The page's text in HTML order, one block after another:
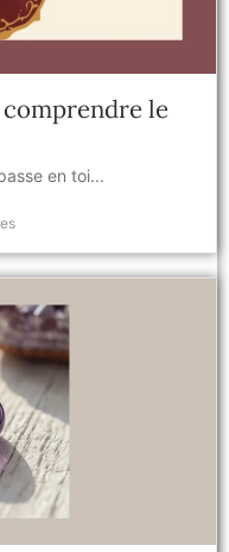
le
en toi...